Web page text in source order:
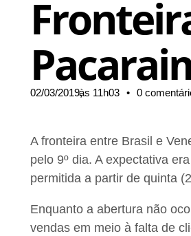
02/03/2019,às 11h03 • 0
A fronteira entre Brasil e
pelo 9º dia. A expectativa
permitida a partir de quinta
Enquanto a abertura não
vendas em meio à falta de